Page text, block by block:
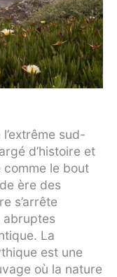
sud-
d’histoire et
le bout
ère des
s’arrête
abruptes
La
est une
où la nature